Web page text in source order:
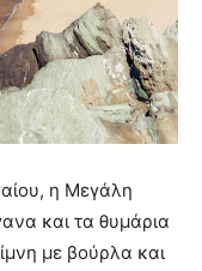
η Μεγάλη
και τα θυμάρια
με βούρλα και